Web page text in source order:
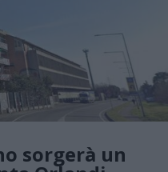
sorgerà un